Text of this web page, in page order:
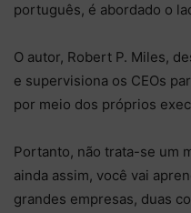
português, é abordado o
O autor, Robert P. Miles,
e supervisiona os CEOs
por meio dos próprios
Portanto, não trata-se um
ainda assim, você vai
grandes empresas, duas